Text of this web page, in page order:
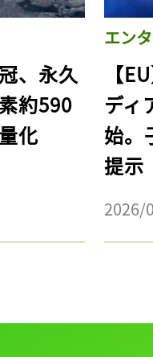
、永久
約590
化
エン
【
ディ
始。
提示
2026/